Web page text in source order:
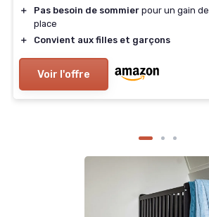
＋
Pas besoin de sommier pour un gain de
place
＋
Convient aux filles et garçons
Voir l'offre